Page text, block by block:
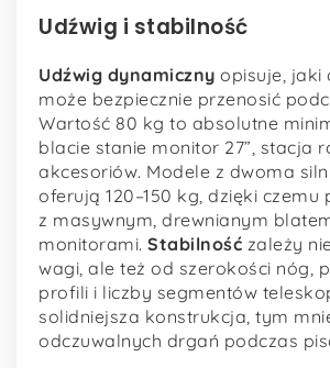
Udźwig i stabilność
Udźwig dynamiczny opisuje, jaki
może bezpiecznie przenosić
Wartość 80 kg to absolutne
blacie stanie monitor 27”, stacja
akcesoriów. Modele z dwoma
oferują 120–150 kg, dzięki
z masywnym, drewnianym
monitorami. Stabilność zależy
wagi, ale też od szerokości nóg,
profili i liczby segmentów
solidniejsza konstrukcja, tym
odczuwalnych drgań podczas